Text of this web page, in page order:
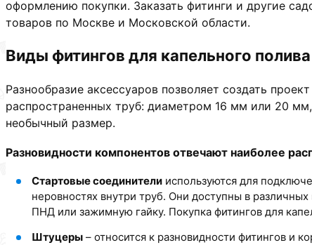
оформлению покупки. Заказать фитинги и другие
товаров по Москве и Московской области.
Виды фитингов для капельного полива
Разнообразие аксессуаров позволяет создать
распространенных труб: диаметром 16 мм или 20
необычный размер.
Разновидности компонентов отвечают наиболее
Стартовые соединители используются для
неровностях внутри труб. Они доступны в
ПНД или зажимную гайку. Покупка фитингов для
Штуцеры – относится к разновидности фитингов и